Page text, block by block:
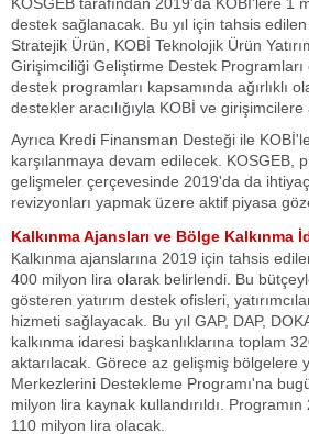
destek sağlanacak. Bu yıl için tahsis
Stratejik Ürün, KOBİ Teknolojik Ürün
Girişimciliği Geliştirme Destek
destek programları kapsamında ağırlıklı
destekler aracılığıyla KOBİ ve girişimcilere
Ayrıca Kredi Finansman Desteği ile
karşılanmaya devam edilecek. KOSGEB,
gelişmeler çerçevesinde 2019'da da
revizyonları yapmak üzere aktif piyasa
Kalkınma Ajansları ve Bölge Kalkınma
Kalkınma ajanslarına 2019 için tahsis
400 milyon lira olarak belirlendi. Bu
gösteren yatırım destek ofisleri,
hizmeti sağlayacak. Bu yıl GAP, DAP,
kalkınma idaresi başkanlıklarına toplam
aktarılacak. Görece az gelişmiş bölgelere
Merkezlerini Destekleme Programı'na
milyon lira kaynak kullandırıldı.
110 milyon lira olacak.